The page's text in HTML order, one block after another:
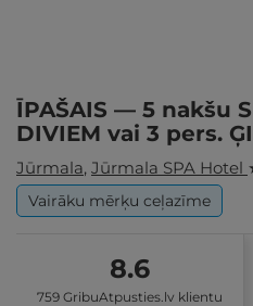
ĪPAŠAIS — 5 nakšu
DIVIEM vai 3 pers.
Jūrmala, Jūrmala SPA Hotel
Vairāku mērķu ceļazīme
8.6
759 GribuAtpusties.lv klientu